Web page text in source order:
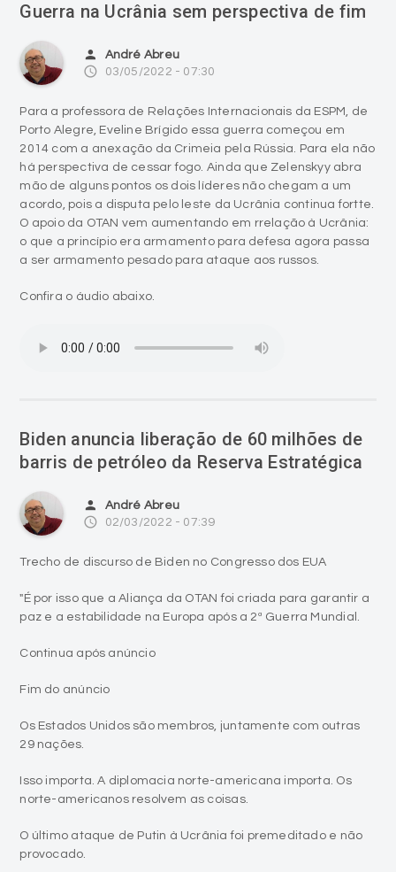
Guerra na Ucrânia sem perspectiva de fim
person André Abreu
access_time 03/05/2022 - 07:30
Para a professora de Relações Internacionais da ESPM, de
Porto Alegre, Eveline Brígido essa guerra começou em
2014 com a anexação da Crimeia pela Rússia. Para ela não
há perspectiva de cessar fogo. Ainda que Zelenskyy abra
mão de alguns pontos os dois líderes não chegam a um
acordo, pois a disputa pelo leste da Ucrânia continua fortte.
O apoio da OTAN vem aumentando em rrelação à Ucrânia:
o que a princípio era armamento para defesa agora passa
a ser armamento pesado para ataque aos russos.
Confira o áudio abaixo.
Biden anuncia liberação de 60 milhões de
barris de petróleo da Reserva Estratégica
person André Abreu
access_time 02/03/2022 - 07:39
Trecho de discurso de Biden no Congresso dos EUA
"É por isso que a Aliança da OTAN foi criada para garantir a
paz e a estabilidade na Europa após a 2ª Guerra Mundial.
Continua após anúncio
Fim do anúncio
Os Estados Unidos são membros, juntamente com outras
29 nações.
Isso importa. A diplomacia norte-americana importa. Os
norte-americanos resolvem as coisas.
O último ataque de Putin à Ucrânia foi premeditado e não
provocado.